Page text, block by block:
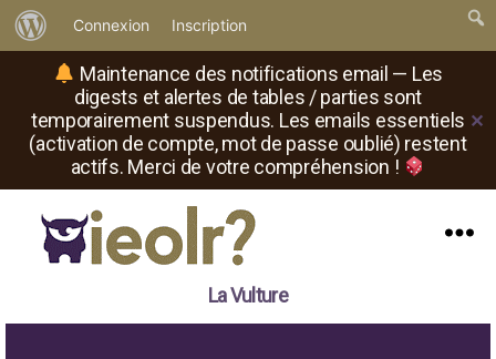
Maintenance des notifications email — Les
digests et alertes de tables / parties sont
temporairement suspendus. Les emails essentiels
(activation de compte, mot de passe oublié) restent
actifs. Merci de votre compréhension !
✕
propos
de
WordPress
Connexion Inscription
où
La Vulture